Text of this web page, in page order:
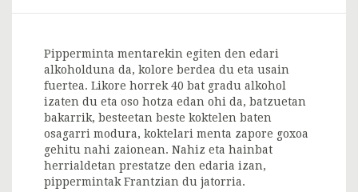
Pipperminta mentarekin egiten den edari
alkoholduna da, kolore berdea du eta usain
fuertea. Likore horrek 40 bat gradu alkohol
izaten du eta oso hotza edan ohi da, batzuetan
bakarrik, besteetan beste koktelen baten
osagarri modura, koktelari menta zapore goxoa
gehitu nahi zaionean. Nahiz eta hainbat
herrialdetan prestatze den edaria izan,
pippermintak Frantzian du jatorria.